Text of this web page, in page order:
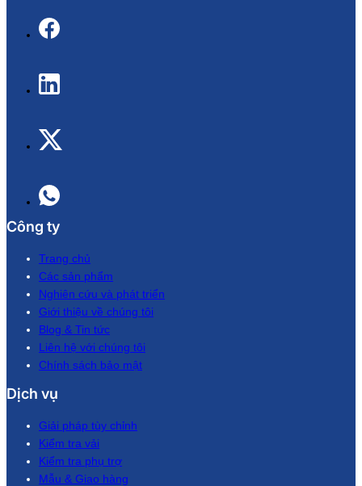
Công ty
Trang chủ
Các sản phẩm
Nghiên cứu và phát triển
Giới thiệu về chúng tôi
Blog & Tin tức
Liên hệ với chúng tôi
Chính sách bảo mật
Dịch vụ
Giải pháp tùy chỉnh
Kiểm tra vải
Kiểm tra phụ trợ
Mẫu & Giao hàng